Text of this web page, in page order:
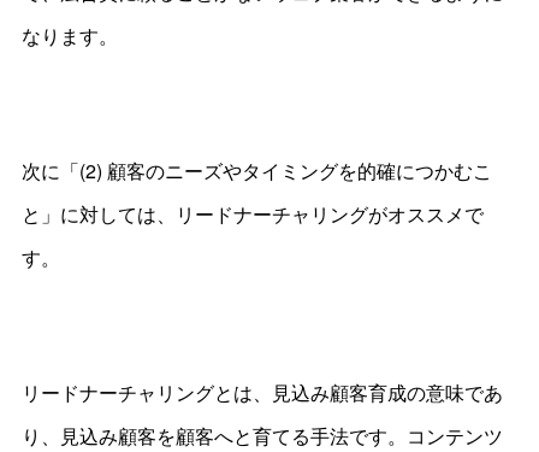
なります。
次に「(2) 顧客のニーズやタイミングを的確につかむこ
と」に対しては、リードナーチャリングがオススメで
す。
リードナーチャリングとは、見込み顧客育成の意味であ
り、見込み顧客を顧客へと育てる手法です。コンテンツ